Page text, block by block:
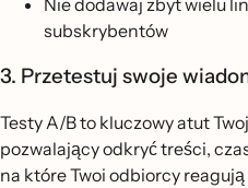
Nie dodawaj zbyt wielu
subskrybentów
3. Przetestuj swoje
Testy A/B to kluczowy atut
pozwalający odkryć treści,
na które Twoi odbiorcy